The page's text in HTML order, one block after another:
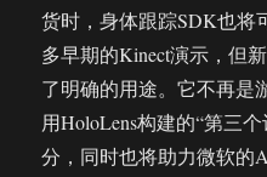
货时，身体跟踪SDK也将
多早期的Kinect演示，但
了明确的用途。它不再是
用HoloLens构建的“第三
分，同时也将助力微软的